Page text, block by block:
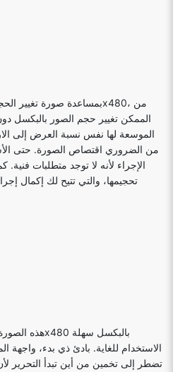
الممكن تغيير حجم الصور بالبكسل
الموسعة لها نفس نسبة العرض إلى
من الضروري اقتصاص الصورة. حتى
الإجراء لأنه لا توجد متطلبات فنية.
تحجيمها، والتي تتيح لك إكمال
الاستخدام للغاية. بادئ ذي بدء،
تضطر إلى تخمين من أين تبدأ